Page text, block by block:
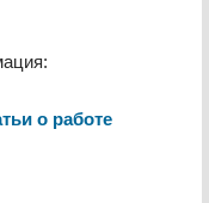
о работе